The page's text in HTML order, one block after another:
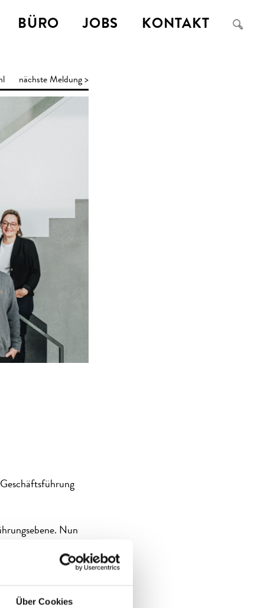
Über Cookies
BÜRO JOBS KONTAKT a
nächste Meldung >
Nun
Perspektiven in